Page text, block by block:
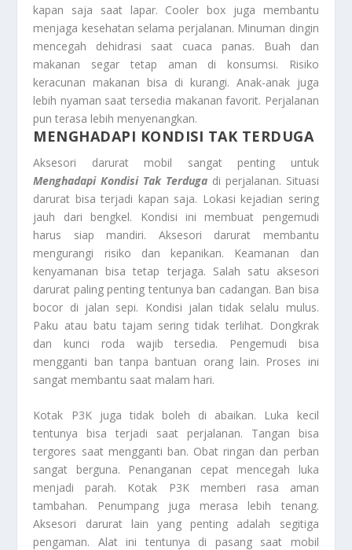
kapan saja saat lapar. Cooler box juga membantu
menjaga kesehatan selama perjalanan. Minuman dingin
mencegah dehidrasi saat cuaca panas. Buah dan
makanan segar tetap aman di konsumsi. Risiko
keracunan makanan bisa di kurangi. Anak-anak juga
lebih nyaman saat tersedia makanan favorit. Perjalanan
pun terasa lebih menyenangkan.
MENGHADAPI KONDISI TAK TERDUGA
Aksesori darurat mobil sangat penting untuk
Menghadapi Kondisi Tak Terduga di perjalanan. Situasi
darurat bisa terjadi kapan saja. Lokasi kejadian sering
jauh dari bengkel. Kondisi ini membuat pengemudi
harus siap mandiri. Aksesori darurat membantu
mengurangi risiko dan kepanikan. Keamanan dan
kenyamanan bisa tetap terjaga. Salah satu aksesori
darurat paling penting tentunya ban cadangan. Ban bisa
bocor di jalan sepi. Kondisi jalan tidak selalu mulus.
Paku atau batu tajam sering tidak terlihat. Dongkrak
dan kunci roda wajib tersedia. Pengemudi bisa
mengganti ban tanpa bantuan orang lain. Proses ini
sangat membantu saat malam hari.
Kotak P3K juga tidak boleh di abaikan. Luka kecil
tentunya bisa terjadi saat perjalanan. Tangan bisa
tergores saat mengganti ban. Obat ringan dan perban
sangat berguna. Penanganan cepat mencegah luka
menjadi parah. Kotak P3K memberi rasa aman
tambahan. Penumpang juga merasa lebih tenang.
Aksesori darurat lain yang penting adalah segitiga
pengaman. Alat ini tentunya di pasang saat mobil